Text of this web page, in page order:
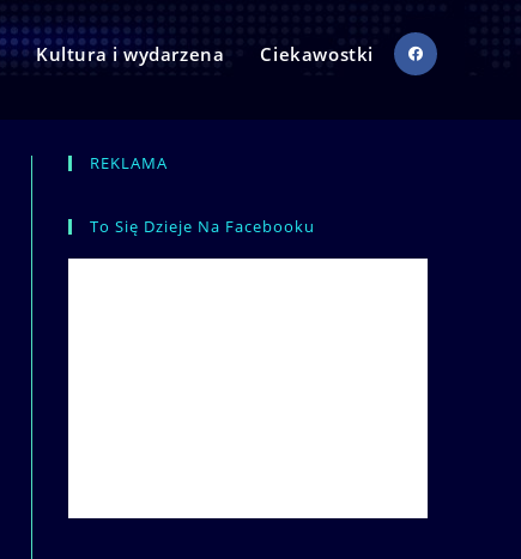
Kultura i wydarzena Ciekawostki
REKLAMA
To Się Dzieje Na Facebooku